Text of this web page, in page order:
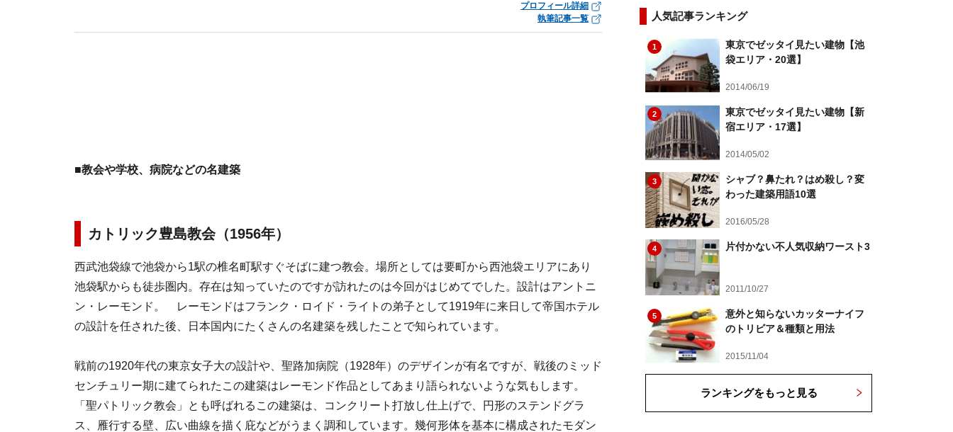
プロフィール詳細
執筆記事一覧
■教会や学校、病院などの名建築
カトリック豊島教会（1956年）
西武池袋線で池袋から1駅の椎名町駅すぐそばに建つ教会。場所としては要町から西池袋エリアにあり
池袋駅からも徒歩圏内。存在は知っていたのですが訪れたのは今回がはじめてでした。設計はアントニ
ン・レーモンド。 レーモンドはフランク・ロイド・ライトの弟子として1919年に来日して帝国ホテル
の設計を任された後、日本国内にたくさんの名建築を残したことで知られています。
戦前の1920年代の東京女子大の設計や、聖路加病院（1928年）のデザインが有名ですが、戦後のミッド
センチュリー期に建てられたこの建築はレーモンド作品としてあまり語られないような気もします。
「聖パトリック教会」とも呼ばれるこの建築は、コンクリート打放し仕上げで、円形のステンドグラ
ス、雁行する壁、広い曲線を描く庇などがうまく調和しています。幾何形体を基本に構成されたモダン
人気記事ランキング
1
東京でゼッタイ見たい建物【池
袋エリア・20選】
2014/06/19
2
東京でゼッタイ見たい建物【新
宿エリア・17選】
2014/05/02
3
シャブ？鼻たれ？はめ殺し？変
わった建築用語10選
2016/05/28
4 片付かない不人気収納ワースト3
2011/10/27
5
意外と知らないカッターナイフ
のトリビア＆種類と用法
2015/11/04
ランキングをもっと見る